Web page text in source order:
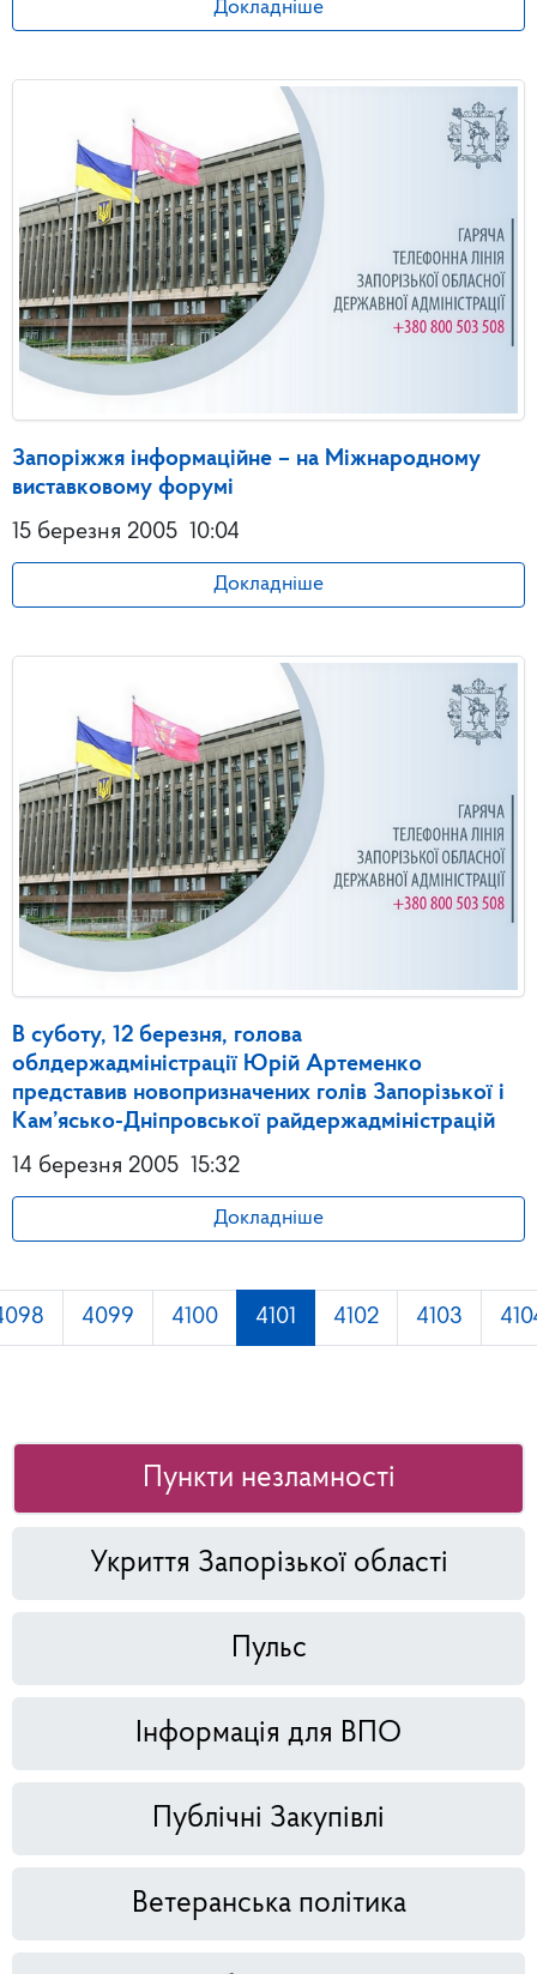
Докладніше
Запоріжжя інформаційне – на Міжнародному
виставковому форумі
15 березня 2005 10:04
Докладніше
В суботу, 12 березня, голова
облдержадміністрації Юрій Артеменко
представив новопризначених голів Запорізької і
Кам’ясько-Дніпровської райдержадміністрацій
14 березня 2005 15:32
Докладніше
4099 4100 4101 4102 4103
Пункти незламності
Укриття Запорізької області
Пульс
Інформація для ВПО
Публічні Закупівлі
Ветеранська політика